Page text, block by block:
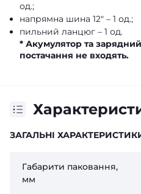
од.;
напрямна шина 12" – 1 од.;
пильний ланцюг – 1 од.
* Акумулятор та
постачання не входять.
ЗАГАЛЬНІ
Габарити паковання,
мм